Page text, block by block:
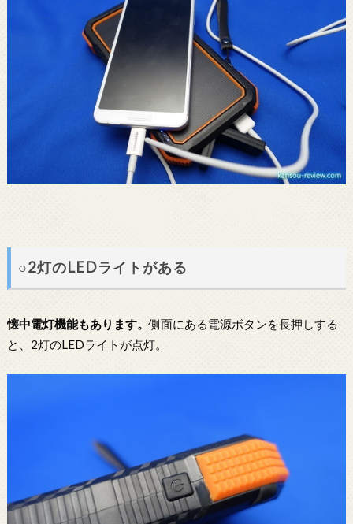
○2灯のLEDライトがある
懐中電灯機能もあります。側面にある電源ボタンを長押しする
と、2灯のLEDライトが点灯。